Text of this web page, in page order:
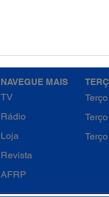
NAVEGUE MAIS
TV
Rádio
Loja
Revista
AFRP